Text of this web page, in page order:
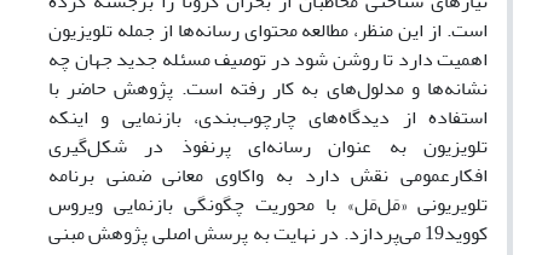
است. از این منظر، مطالعه محتوای رسانه‌ها از جمله تلویزیون
اهمیت دارد تا روشن شود در توصیف مسئله جدید جهان چه
نشانه‌ها و مدلول‌های به کار رفته است. پژوهش حاضر با
استفاده از دیدگاه‌های چارچوب‌بندی، بازنمایی و اینکه
تلویزیون به عنوان رسانه‌ای پرنفوذ در شکل‌گیری
افکارعمومی نقش دارد به واکاوی معانی ضمنی برنامه
تلویریونی «مَل‌مَل» با محوریت چگونگی بازنمایی ویروس
کووید19 می‌پردازد. در نهایت به پرسش اصلی پژوهش مبنی